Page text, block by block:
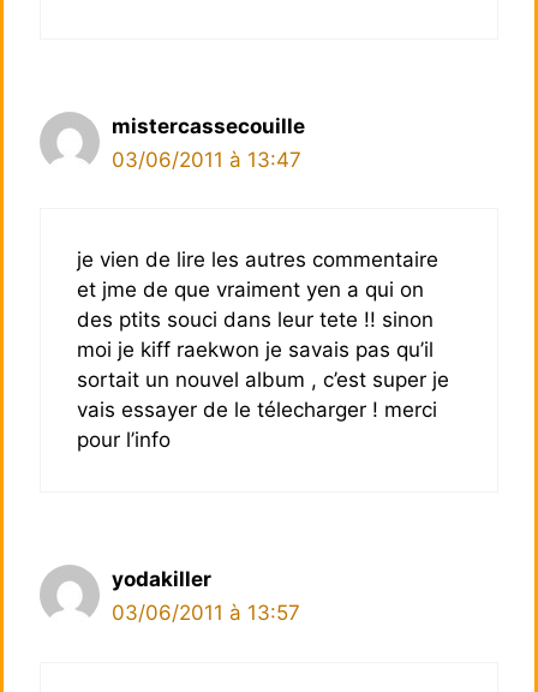
mistercassecouille
03/06/2011 à 13:47
je vien de lire les autres commentaire
et jme de que vraiment yen a qui on
des ptits souci dans leur tete !! sinon
moi je kiff raekwon je savais pas qu’il
sortait un nouvel album , c’est super je
vais essayer de le télecharger ! merci
pour l’info
yodakiller
03/06/2011 à 13:57